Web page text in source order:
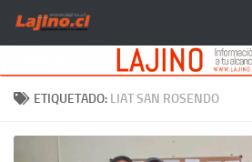
Saltar al contenido
ETIQUETADO: LIAT SAN ROSENDO